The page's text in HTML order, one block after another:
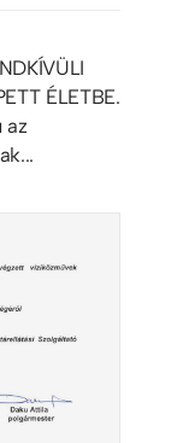
ÉLETBE.
az